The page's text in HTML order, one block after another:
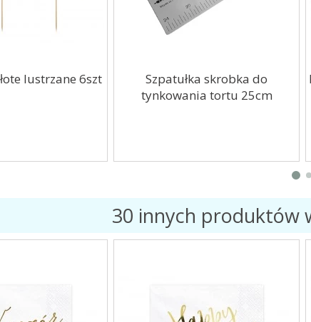
lustrzane 6szt
Szpatułka skrobka do
tynkowania tortu 25cm
30 innych produktów